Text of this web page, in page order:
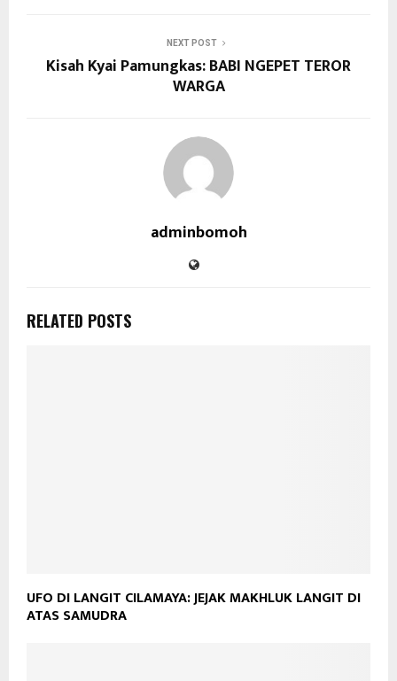
NEXT POST
Kisah Kyai Pamungkas: BABI NGEPET TEROR
WARGA
adminbomoh
RELATED POSTS
UFO DI LANGIT CILAMAYA: JEJAK MAKHLUK LANGIT DI
ATAS SAMUDRA